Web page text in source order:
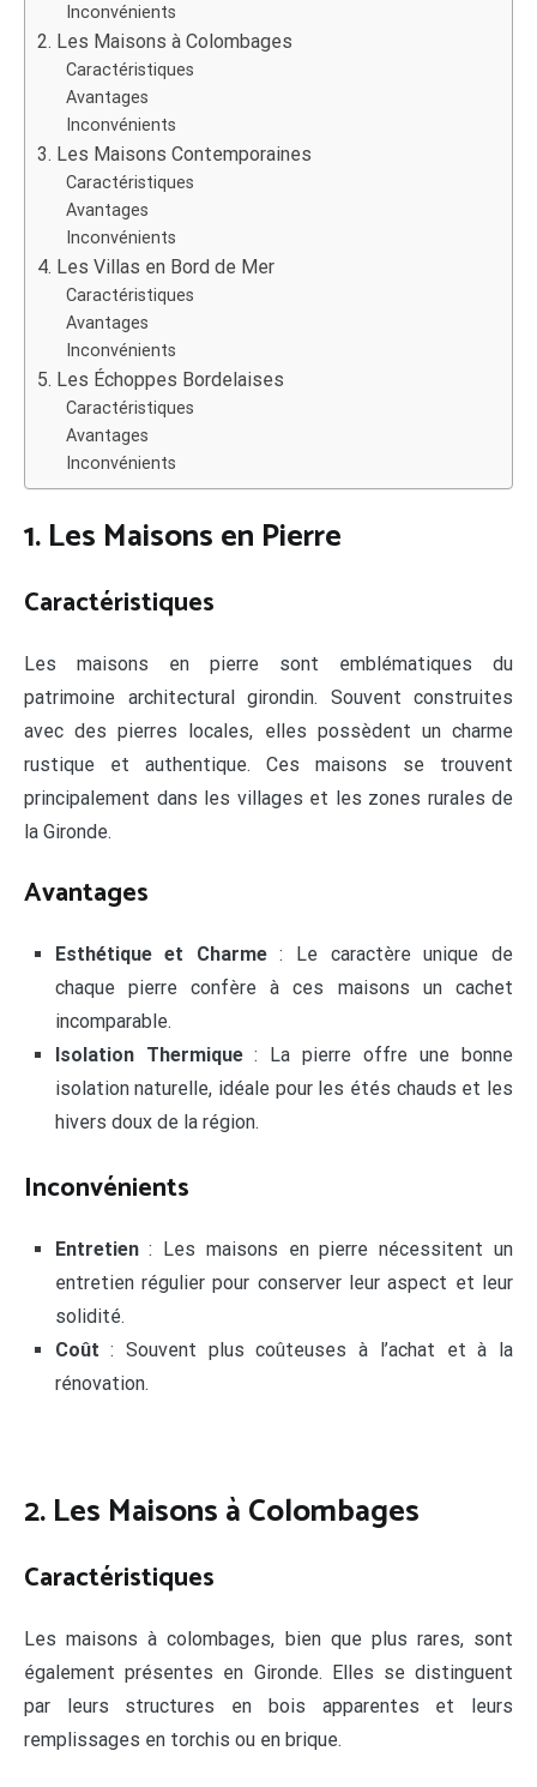
Inconvénients
2. Les Maisons à Colombages
Caractéristiques
Avantages
Inconvénients
3. Les Maisons Contemporaines
Caractéristiques
Avantages
Inconvénients
4. Les Villas en Bord de Mer
Caractéristiques
Avantages
Inconvénients
5. Les Échoppes Bordelaises
Caractéristiques
Avantages
Inconvénients
1. Les Maisons en Pierre
Caractéristiques
Les maisons en pierre sont emblématiques du
patrimoine architectural girondin. Souvent construites
avec des pierres locales, elles possèdent un charme
rustique et authentique. Ces maisons se trouvent
principalement dans les villages et les zones rurales de
la Gironde.
Avantages
Esthétique et Charme: Le caractère unique de
chaque pierre confère à ces maisons un cachet
incomparable.
Isolation Thermique: La pierre offre une bonne
isolation naturelle, idéale pour les étés chauds et les
hivers doux de la région.
Inconvénients
Entretien: Les maisons en pierre nécessitent un
entretien régulier pour conserver leur aspect et leur
solidité.
Coût : Souvent plus coûteuses à l’achat et à la
rénovation.
2. Les Maisons à Colombages
Caractéristiques
Les maisons à colombages, bien que plus rares, sont
également présentes en Gironde. Elles se distinguent
par leurs structures en bois apparentes et leurs
remplissages en torchis ou en brique.